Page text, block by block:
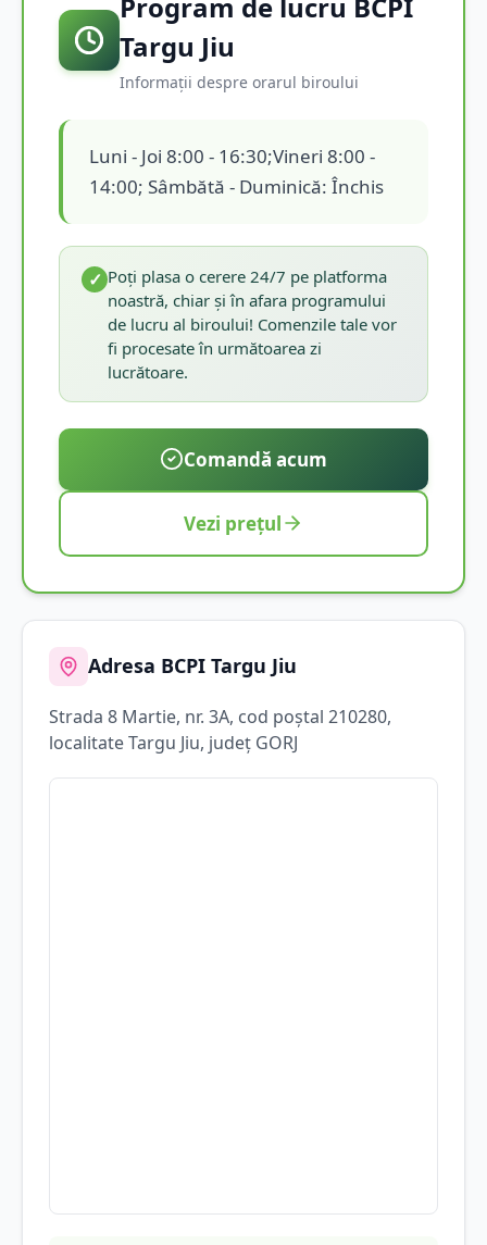
Targu Jiu
Informații despre orarul biroului
Luni - Joi 8:00 - 16:30;Vineri 8:00 -
14:00; Sâmbătă - Duminică: Închis
✓ Poți plasa o cerere 24/7 pe platforma
noastră, chiar și în afara programului
de lucru al biroului! Comenzile tale vor
fi procesate în următoarea zi
lucrătoare.
Comandă acum
Vezi prețul
Adresa BCPI Targu Jiu
Strada 8 Martie, nr. 3A, cod poștal 210280,
localitateTargu Jiu, județ GORJ